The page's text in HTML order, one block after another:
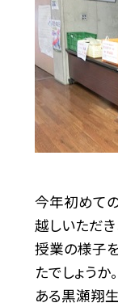
今年初めて
越しいただ
授業の様子
たでしょう
ある黒瀬翔